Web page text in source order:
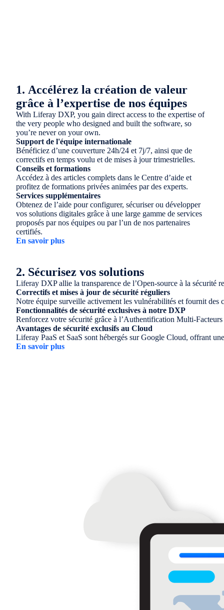
1. Accélérez la création de valeur
grâce à l’expertise de nos équipes
With Liferay DXP, you gain direct access to the expertise of
the very people who designed and built the software, so
you’re never on your own.
Support de l'équipe internationale
Bénéficiez d’une couverture 24h/24 et 7j/7, ainsi que de
correctifs en temps voulu et de mises à jour trimestrielles.
Conseils et formations
Accédez à des articles complets dans le Centre d’aide et
profitez de formations privées animées par des experts.
Services supplémentaires
Obtenez de l’aide pour configurer, sécuriser ou développer
vos solutions digitales grâce à une large gamme de services
proposés par nos équipes ou par l’un de nos partenaires
certifiés.
En savoir plus
2. Sécurisez vos solutions
Liferay DXP allie la transparence de l’Open-source à la sécurité
Correctifs et mises à jour de sécurité réguliers
Notre équipe surveille activement les vulnérabilités et fournit des
Fonctionnalités de sécurité exclusives à notre DXP
Renforcez votre sécurité grâce à l’Authentification Multi-
Avantages de sécurité exclusifs au Cloud
Liferay PaaS et SaaS sont hébergés sur Google Cloud, offrant
En savoir plus